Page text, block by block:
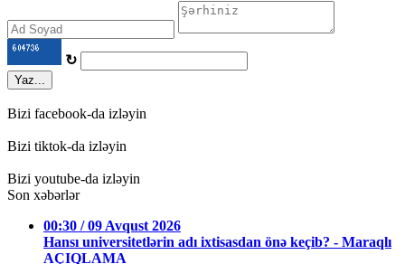
↻
Yaz...
Bizi facebook-da izləyin
Bizi tiktok-da izləyin
Bizi youtube-da izləyin
Son xəbərlər
00:30 / 09 Avqust 2026
Hansı universitetlərin adı ixtisasdan önə keçib? - Maraqlı
AÇIQLAMA